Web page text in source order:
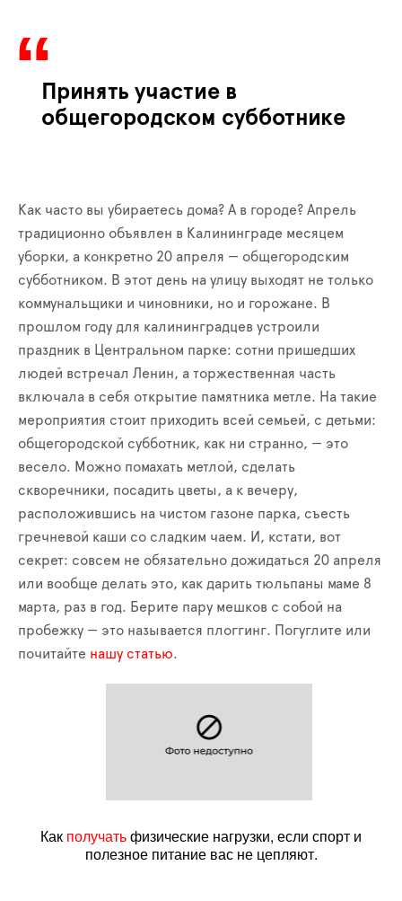
Принять участие в
общегородском субботнике
Как часто вы убираетесь дома? А в городе? Апрель
традиционно объявлен в Калининграде месяцем
уборки, а конкретно 20 апреля — общегородским
субботником. В этот день на улицу выходят не только
коммунальщики и чиновники, но и горожане. В
прошлом году для калининградцев устроили
праздник в Центральном парке: сотни пришедших
людей встречал Ленин, а торжественная часть
включала в себя открытие памятника метле. На такие
мероприятия стоит приходить всей семьей, с детьми:
общегородской субботник, как ни странно, — это
весело. Можно помахать метлой, сделать
скворечники, посадить цветы, а к вечеру,
расположившись на чистом газоне парка, съесть
гречневой каши со сладким чаем. И, кстати, вот
секрет: совсем не обязательно дожидаться 20 апреля
или вообще делать это, как дарить тюльпаны маме 8
марта, раз в год. Берите пару мешков с собой на
пробежку — это называется плоггинг. Погуглите или
почитайте нашу статью.
Как получатьфизические нагрузки, если спорт и
полезное питание вас не цепляют.